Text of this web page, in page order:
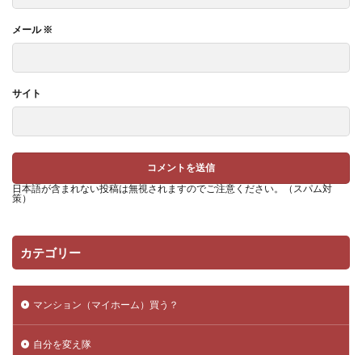
メール※
サイト
日本語が含まれない投稿は無視されますのでご注意ください。（スパム対
策）
カテゴリー
マンション（マイホーム）買う？
自分を変え隊